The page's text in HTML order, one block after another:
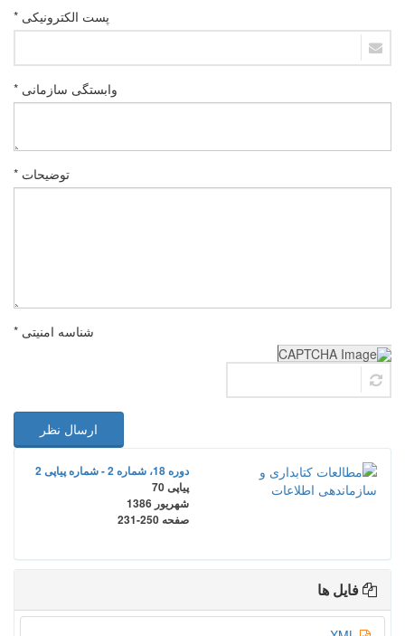
پست الکترونیکی *
وابستگی سازمانی *
توضیحات *
شناسه امنیتی *
ارسال نظر
دوره 18، شماره 2 - شماره پیاپی 2
پیاپی 70
شهریور 1386
صفحه 231-250
فایل ها